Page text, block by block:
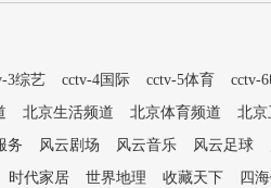
3综艺 cctv-4国际 cctv-5体育
cctv-
北京生活频道 北京体育频道
北京
务 风云剧场 风云音乐 风云足球
时代家居 世界地理 收藏天下
四